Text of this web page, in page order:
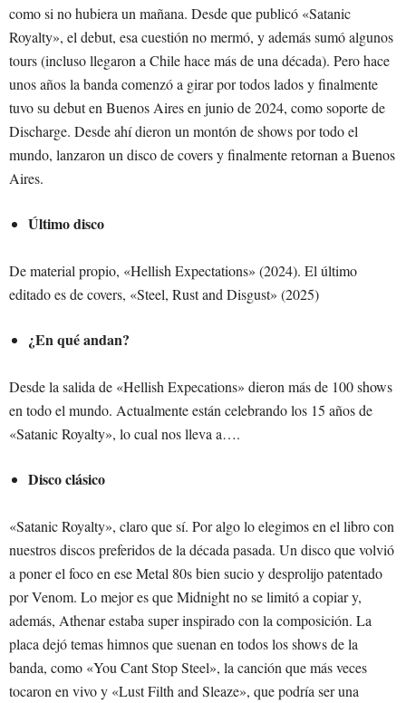
como si no hubiera un mañana. Desde que publicó «Satanic
Royalty», el debut, esa cuestión no mermó, y además sumó algunos
tours (incluso llegaron a Chile hace más de una década). Pero hace
unos años la banda comenzó a girar por todos lados y finalmente
tuvo su debut en Buenos Aires en junio de 2024, como soporte de
Discharge. Desde ahí dieron un montón de shows por todo el
mundo, lanzaron un disco de covers y finalmente retornan a Buenos
Aires.
Último disco
De material propio, «Hellish Expectations» (2024). El último
editado es de covers, «Steel, Rust and Disgust» (2025)
¿En qué andan?
Desde la salida de «Hellish Expecations» dieron más de 100 shows
en todo el mundo. Actualmente están celebrando los 15 años de
«Satanic Royalty», lo cual nos lleva a….
Disco clásico
«Satanic Royalty», claro que sí. Por algo lo elegimos en el libro con
nuestros discos preferidos de la década pasada. Un disco que volvió
a poner el foco en ese Metal 80s bien sucio y desprolijo patentado
por Venom. Lo mejor es que Midnight no se limitó a copiar y,
además, Athenar estaba super inspirado con la composición. La
placa dejó temas himnos que suenan en todos los shows de la
banda, como «You Cant Stop Steel», la canción que más veces
tocaron en vivo y «Lust Filth and Sleaze», que podría ser una